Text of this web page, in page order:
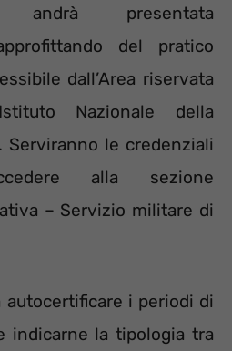
presentata
del pratico
dall’Area riservata
Nazionale della
Serviranno le credenziali
alla sezione
– Servizio militare di
i periodi di
indicarne la tipologia tra